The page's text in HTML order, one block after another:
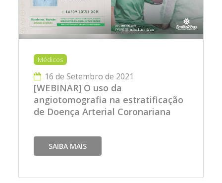
Médicos
16 de Setembro de 2021
[WEBINAR] O uso da
angiotomografia na estratificação
de Doença Arterial Coronariana
SAIBA MAIS